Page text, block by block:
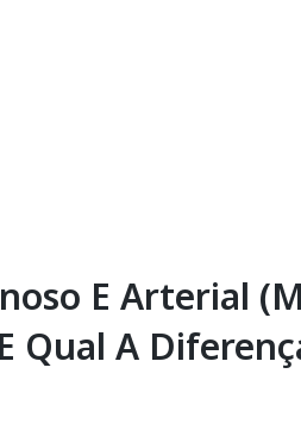
E Arterial
Qual A